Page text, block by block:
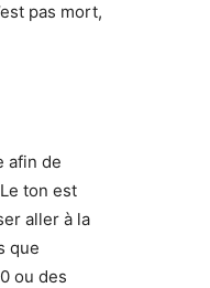
pas mort,
afin de
ton est
aller à la
que
ou des